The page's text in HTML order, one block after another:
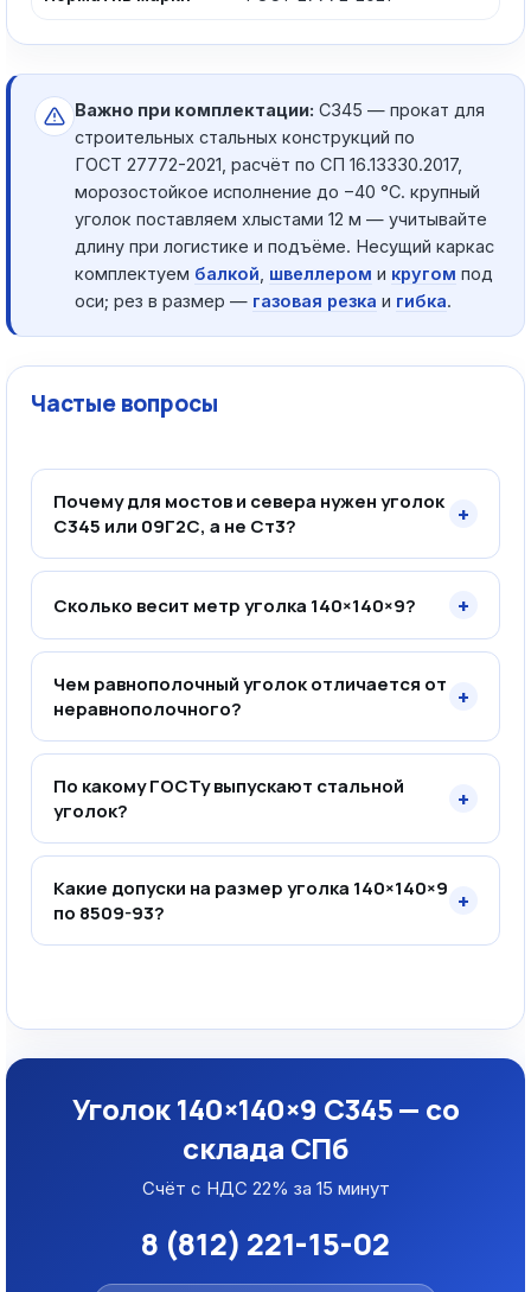
Важно при комплектации: С345 — прокат для
строительных стальных конструкций по
ГОСТ 27772-2021, расчёт по СП 16.13330.2017,
морозостойкое исполнение до −40 °C. крупный
уголок поставляем хлыстами 12 м — учитывайте
длину при логистике и подъёме. Несущий каркас
комплектуем балкой швеллером и кругом под
оси; рез в размер — газовая резка и гибка.
Частые вопросы
Почему для мостов и севера нужен уголок
С345 или 09Г2С, а не Ст3?
+
Сколько весит метр уголка 140×140×9? +
Чем равнополочный уголок отличается от
неравнополочного?
+
По какому ГОСТу выпускают стальной
уголок?
+
Какие допуски на размер уголка 140×140×9
по 8509-93?
+
Уголок 140×140×9 С345 — со
склада СПб
Счёт с НДС 22% за 15 минут
8 (812) 221-15-02